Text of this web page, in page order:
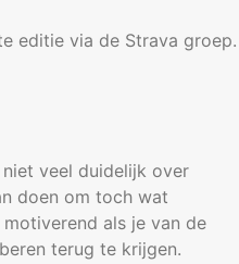
editie via de Strava groep.
veel duidelijk over
doen om toch wat
als je van de
terug te krijgen.